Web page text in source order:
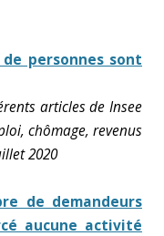
de personnes sont
articles de Insee
chômage, revenus
2020
de demandeurs
aucune activité